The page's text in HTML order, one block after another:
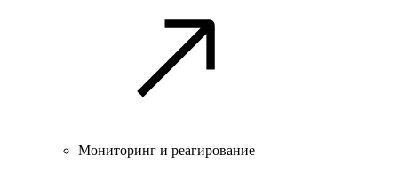
Мониторинг и реагирование